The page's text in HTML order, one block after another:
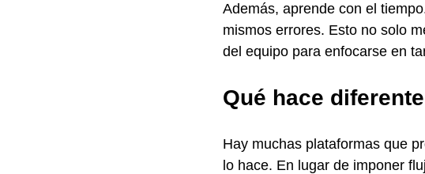
Además, aprende con el
mismos errores. Esto no solo
del equipo para enfocarse en
Qué hace
Hay muchas plataformas que
lo hace. En lugar de imponer